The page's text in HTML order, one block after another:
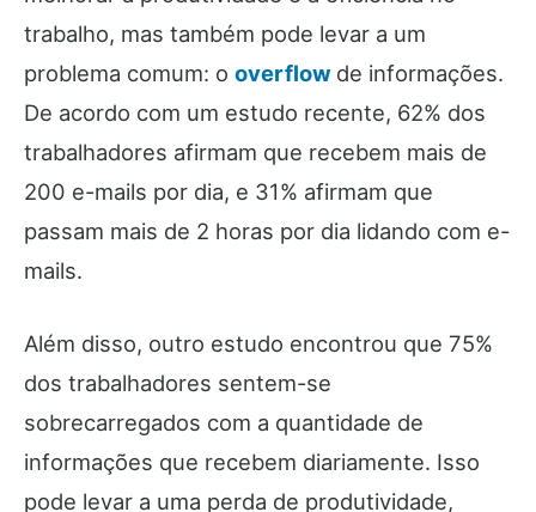
trabalho, mas também pode levar a um
problema comum: o overflow de informações.
De acordo com um estudo recente, 62% dos
trabalhadores afirmam que recebem mais de
200 e-mails por dia, e 31% afirmam que
passam mais de 2 horas por dia lidando com e-
mails.
Além disso, outro estudo encontrou que 75%
dos trabalhadores sentem-se
sobrecarregados com a quantidade de
informações que recebem diariamente. Isso
pode levar a uma perda de produtividade,